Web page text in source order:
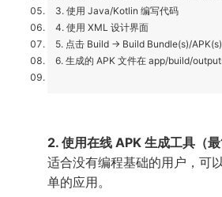
3. 使用 Java/Kotlin 编写代码
4. 使用 XML 设计界面
5. 点击 Build → Build Bundle(s)/
6. 生成的 APK 文件在 app/build/
2. 使用在线 APK 生成工具（最
适合没有编程基础的用户，可
单的应用。